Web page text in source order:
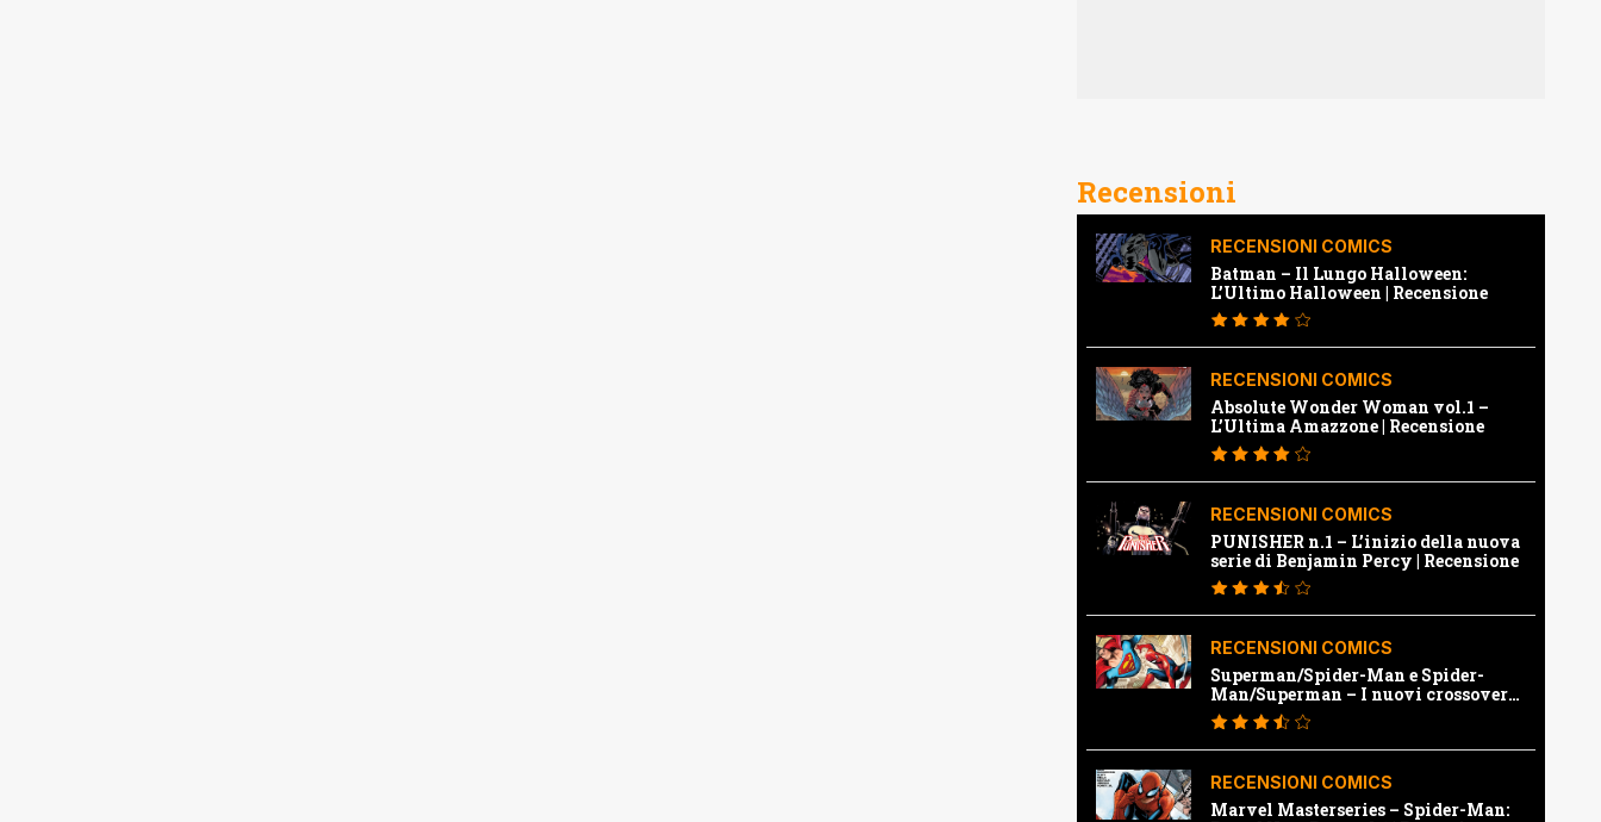
Recensioni
RECENSIONI COMICS
Batman – Il Lungo Halloween:
L’Ultimo Halloween | Recensione
RECENSIONI COMICS
Absolute Wonder Woman vol.1 –
L’Ultima Amazzone | Recensione
RECENSIONI COMICS
PUNISHER n.1 – L’inizio della nuova
serie di Benjamin Percy | Recensione
RECENSIONI COMICS
Superman/Spider-Man e Spider-
Man/Superman – I nuovi crossover
Marvel e Dc | Recensione
RECENSIONI COMICS
Marvel Masterseries – Spider-Man: